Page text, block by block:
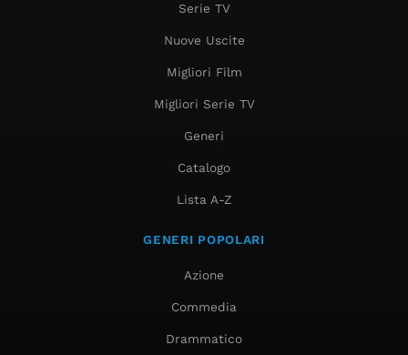
Serie TV
Nuove Uscite
Migliori Film
Migliori Serie TV
Generi
Catalogo
Lista A-Z
GENERI POPOLARI
Azione
Commedia
Drammatico